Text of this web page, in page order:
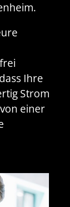
Ihre
Strom
einer